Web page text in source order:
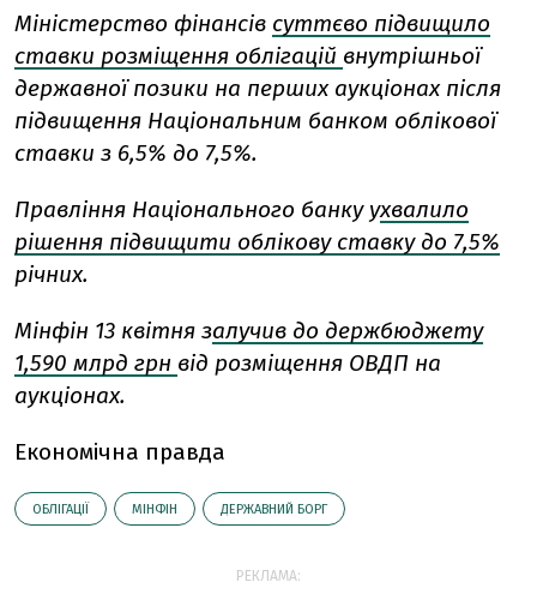
Міністерство фінансів суттєво підвищило
ставки розміщення облігацій внутрішньої
державної позики на перших аукціонах після
підвищення Національним банком облікової
ставки з 6,5% до 7,5%.
Правління Національного банку ухвалило
рішення підвищити облікову ставку до 7,5%
річних.
Мінфін 13 квітня залучив до держбюджету
1,590 млрд грн від розміщення ОВДП на
аукціонах.
Економічна правда
ОБЛІГАЦІЇ МІНФІН ДЕРЖАВНИЙ БОРГ
РЕКЛАМА: